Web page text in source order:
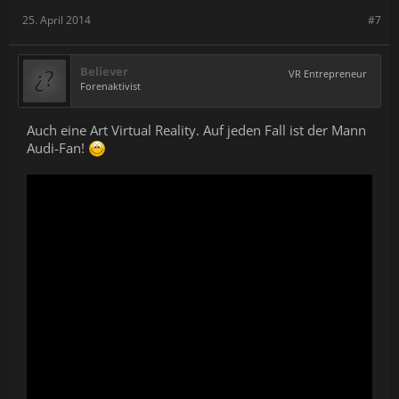
#7
25. April 2014
Believer
Forenaktivist
VR Entrepreneur
Auch eine Art Virtual Reality. Auf jeden Fall ist der Mann
Audi-Fan!